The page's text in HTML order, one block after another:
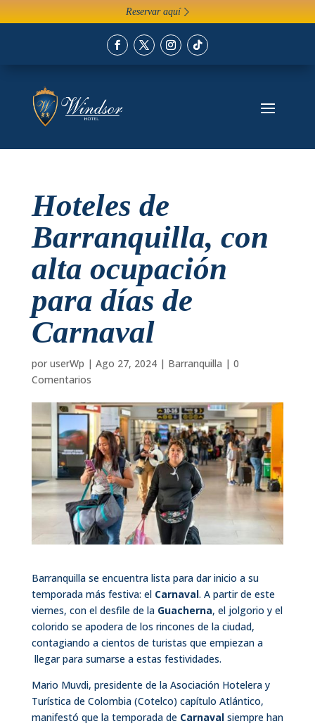
Reservar aquí 〉
Hoteles de
Barranquilla, con
alta ocupación
para días de
Carnaval
por userWp | Ago 27, 2024| Barranquilla | 0
Comentarios
Barranquilla se encuentra lista para dar inicio a su
temporada más festiva: el Carnaval. A partir de este
viernes, con el desfile de la Guacherna, el jolgorio y el
colorido se apodera de los rincones de la ciudad,
contagiando a cientos de turistas que empiezan a
llegar para sumarse a estas festividades.
Mario Muvdi, presidente de la Asociación Hotelera y
Turística de Colombia (Cotelco) capítulo Atlántico,
manifestó que la temporada de Carnaval siempre han